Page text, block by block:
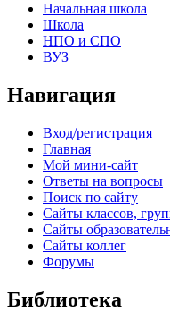
Начальная школа
Школа
НПО и СПО
ВУЗ
Навигация
Вход/регистрация
Главная
Мой мини-сайт
Ответы на вопросы
Поиск по сайту
Сайты классов,
Сайты
Сайты коллег
Форумы
Библиотека